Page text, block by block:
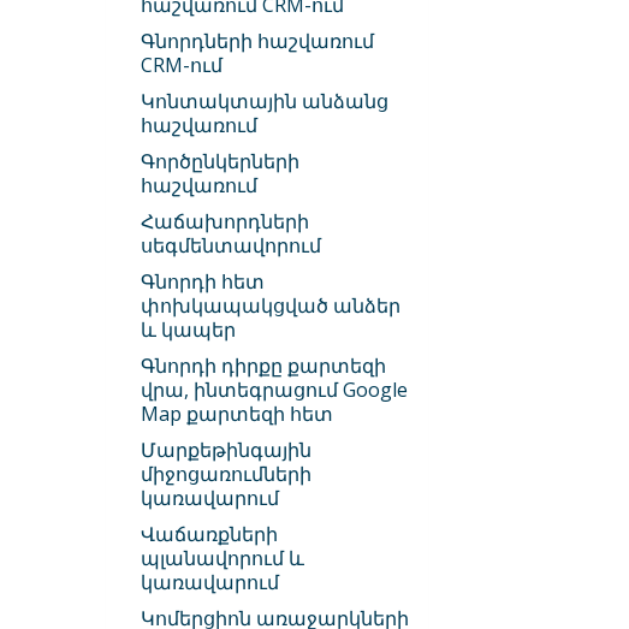
Գնորդների հաշվառում
CRM-ում
Կոնտակտային անձանց
հաշվառում
Գործընկերների
հաշվառում
Հաճախորդների
սեգմենտավորում
Գնորդի հետ
փոխկապակցված անձեր
և կապեր
Գնորդի դիրքը քարտեզի
վրա, ինտեգրացում Google
Map քարտեզի հետ
Մարքեթինգային
միջոցառումների
կառավարում
Վաճառքների
պլանավորում և
կառավարում
Կոմերցիոն առաջարկների